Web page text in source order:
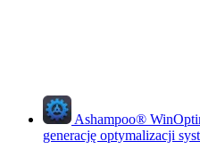
Ashampoo®
generację optymalizacji